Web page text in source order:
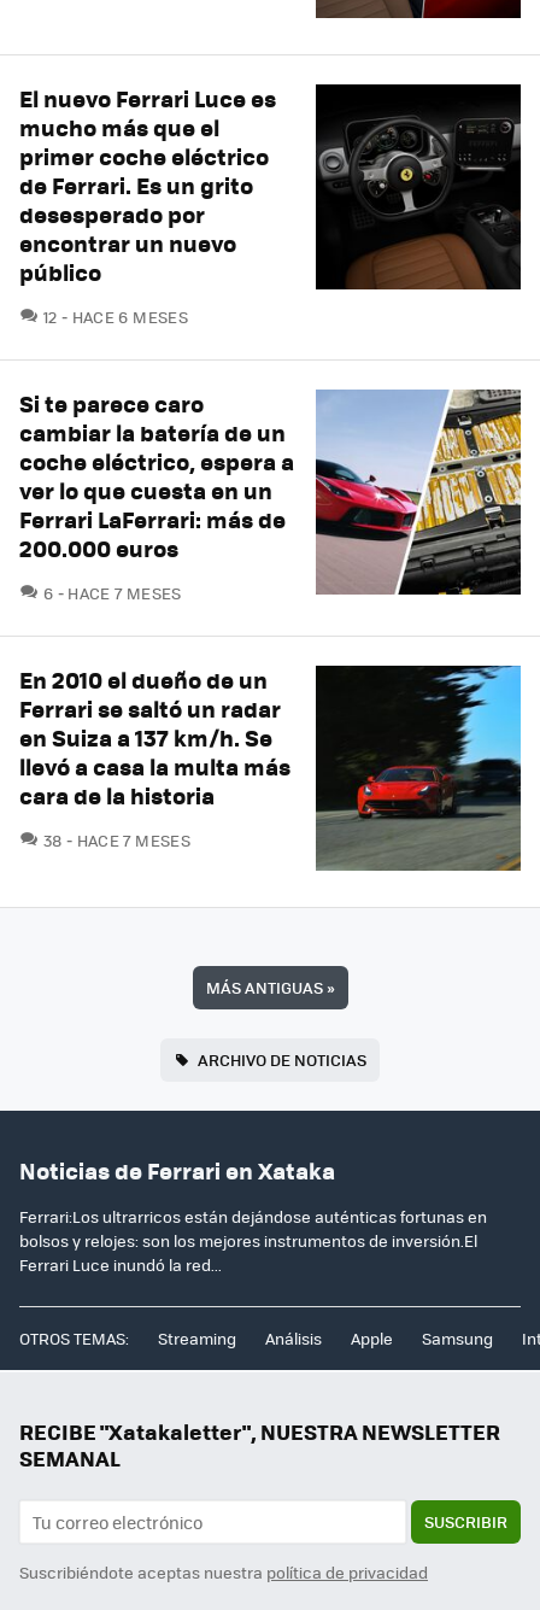
El nuevo Ferrari Luce es
mucho más que el
primer coche eléctrico
de Ferrari. Es un grito
desesperado por
encontrar un nuevo
público
12 COMENTARIOS
HACE 6 MESES
Si te parece caro
cambiar la batería de un
coche eléctrico, espera a
ver lo que cuesta en un
Ferrari LaFerrari: más de
200.000 euros
6 COMENTARIOS
HACE 7 MESES
En 2010 el dueño de un
Ferrari se saltó un radar
en Suiza a 137 km/h. Se
llevó a casa la multa más
cara de la historia
38 COMENTARIOS
HACE 7 MESES
MÁS ANTIGUAS»
ARCHIVO DE NOTICIAS
Noticias de Ferrari en Xataka
Ferrari:Los ultrarricos están dejándose auténticas fortunas en
bolsos y relojes: son los mejores instrumentos de inversión.El
Ferrari Luce inundó la red...
OTROS TEMAS: Streaming Análisis Apple Samsung
RECIBE "Xatakaletter", NUESTRA NEWSLETTER
SEMANAL
SUSCRIBIR
Suscribiéndote aceptas nuestra política de privacidad